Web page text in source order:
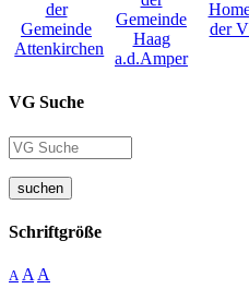
VG Suche
suchen
Schriftgröße
A A A